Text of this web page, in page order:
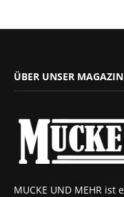
ÜBER UNSER MAGAZIN
MUCKE UND MEHR